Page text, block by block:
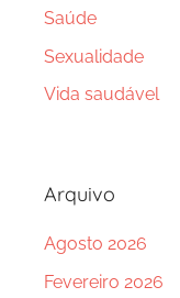
Saúde
Sexualidade
Vida saudável
Arquivo
Agosto 2026
Fevereiro 2026